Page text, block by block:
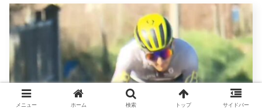
メニュー ホーム 検索 トップ サイドバー